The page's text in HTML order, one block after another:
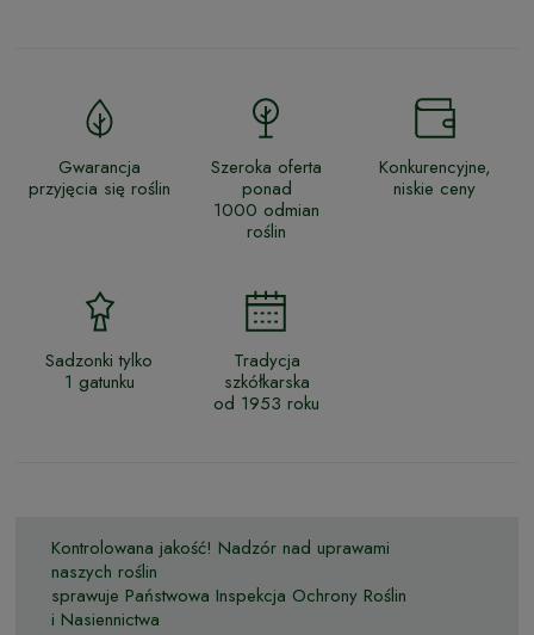
Gwarancja
przyjęcia się roślin
Szeroka oferta
ponad
1000 odmian
roślin
Konkurencyjne,
niskie ceny
Sadzonki tylko
1 gatunku
Tradycja
szkółkarska
od 1953 roku
Kontrolowana jakość! Nadzór nad uprawami
naszych roślin
sprawuje Państwowa Inspekcja Ochrony Roślin
i Nasiennictwa